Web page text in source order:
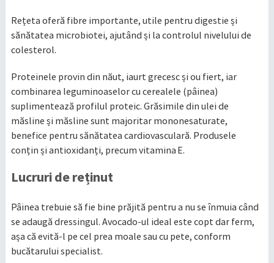
Rețeta oferă fibre importante, utile pentru digestie și
sănătatea microbiotei, ajutând și la controlul nivelului de
colesterol.
Proteinele provin din năut, iaurt grecesc și ou fiert, iar
combinarea leguminoaselor cu cerealele (pâinea)
suplimentează profilul proteic. Grăsimile din ulei de
măsline și măsline sunt majoritar mononesaturate,
benefice pentru sănătatea cardiovasculară. Produsele
conțin și antioxidanți, precum vitamina E.
Lucruri de reținut
Pâinea trebuie să fie bine prăjită pentru a nu se înmuia când
se adaugă dressingul. Avocado-ul ideal este copt dar ferm,
așa că evită-l pe cel prea moale sau cu pete, conform
bucătarului specialist.